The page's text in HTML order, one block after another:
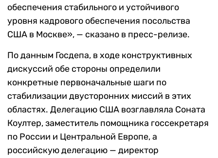
обеспечения стабильного и устойчивого
уровня кадрового обеспечения посольства
США в Москве», — сказано в пресс-релизе.
По данным Госдепа, в ходе конструктивных
дискуссий обе стороны определили
конкретные первоначальные шаги по
стабилизации двусторонних миссий в этих
областях. Делегацию США возглавляла Соната
Коултер, заместитель помощника госсекретаря
по России и Центральной Европе, а
российскую делегацию — директор